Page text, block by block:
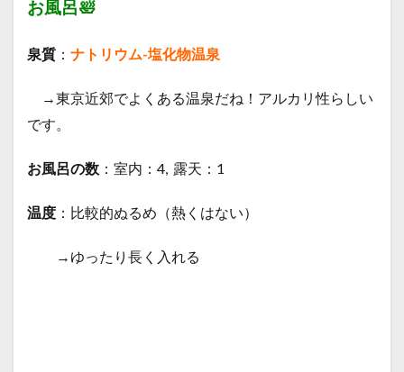
お風呂🛀
泉質 ： ナトリウム-塩化物温泉
→東京近郊でよくある温泉だね！アルカリ性らしい
です。
お風呂の数 ：室内：4, 露天：1
温度 ：比較的ぬるめ（熱くはない）
→ゆったり長く入れる